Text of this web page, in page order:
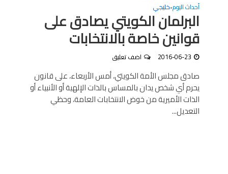
أحداث اليوم•خليجي
البرلمان الكويتي يصادق على
قوانين خاصة بالانتخابات
2016-06-23 اضف تعليق
صادق مجلس الأمة الكويتي، أمس الأربعاء، على قانون
يحرم أي شخص يدان بالمساس بالذات الإلهية أو الأنبياء أو
الذات الأميرية من خوض الانتخابات العامة، وحظي
التعديل...